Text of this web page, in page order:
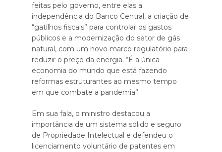
feitas pelo governo, entre elas a
independência do Banco Central, a criação de
“gatilhos fiscais” para controlar os gastos
públicos e a modernização do setor de gás
natural, com um novo marco regulatório para
reduzir o preço da energia. “É a única
economia do mundo que está fazendo
reformas estruturantes ao mesmo tempo
em que combate a pandemia”.
Em sua fala, o ministro destacou a
importância de um sistema sólido e seguro
de Propriedade Intelectual e defendeu o
licenciamento voluntário de patentes em